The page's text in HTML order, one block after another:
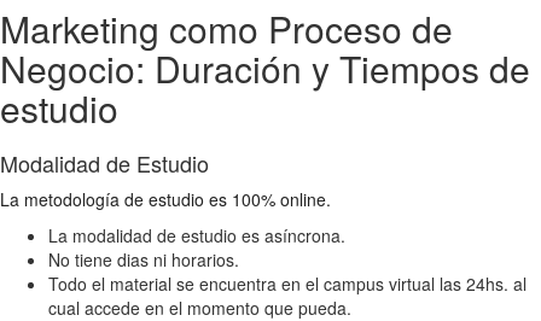
Marketing como Proceso de
Negocio: Duración y Tiempos de
estudio
Modalidad de Estudio
La metodología de estudio es 100% online.
La modalidad de estudio es asíncrona.
No tiene dias ni horarios.
Todo el material se encuentra en el campus virtual las 24hs. al
cual accede en el momento que pueda.